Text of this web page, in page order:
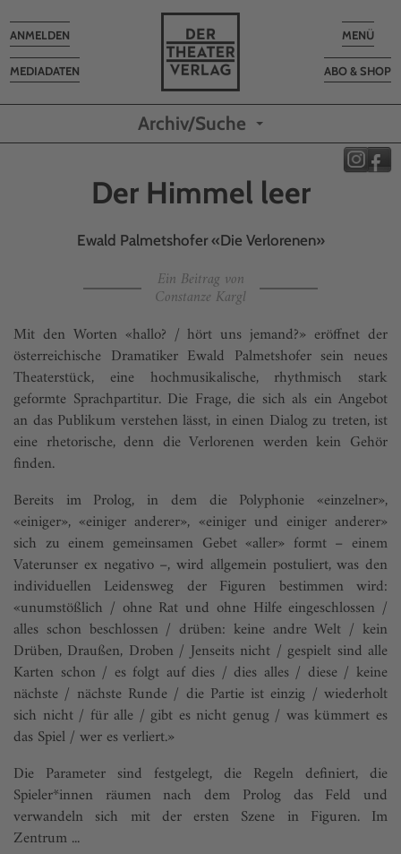
Toggle
MENÜ
ABO & SHOP
MEDIADATEN
Toggle
navigation
ANMELDEN
Archiv/Suche
Der Himmel leer
Ewald Palmetshofer «Die Verlorenen»
Ein Beitrag von
Constanze Kargl
Mit den Worten «hallo? / hört uns jemand?» eröffnet der
österreichische Dramatiker Ewald Palmetshofer sein neues
Theaterstück, eine hochmusikalische, rhythmisch stark
geformte Sprachpartitur. Die Frage, die sich als ein Angebot
an das Publikum verstehen lässt, in einen Dialog zu treten, ist
eine rhetorische, denn die Verlorenen werden kein Gehör
finden.
Bereits im Prolog, in dem die Polyphonie «einzelner»,
«einiger», «einiger ande­rer», «einiger und einiger anderer»
sich zu einem gemeinsamen Gebet «aller» formt – einem
Vaterunser ex negativo –, wird allgemein postuliert, was den
individuellen Leidensweg der Figuren bestimmen wird:
«unumstößlich / ohne Rat und ohne Hilfe eingeschlossen /
alles schon beschlossen / drüben: keine andre Welt / kein
Drüben, Draußen, Droben / Jenseits nicht / gespielt sind alle
Karten schon / es folgt auf dies / dies alles / diese / keine
nächste / nächste Runde / die Partie ist einzig / wiederholt
sich nicht / für alle / gibt es nicht genug / was kümmert es
das Spiel / wer es verliert.»
Die Parameter sind festgelegt, die Regeln definiert, die
Spieler*innen räumen nach dem Prolog das Feld und
verwandeln sich mit der ersten Szene in Figuren. Im
Zentrum ...